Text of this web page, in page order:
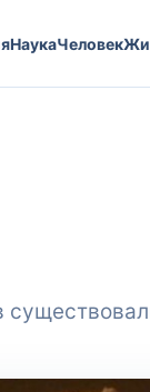
НаукаЧеловек